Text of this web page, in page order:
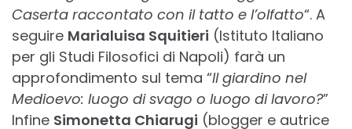
Caserta raccontato con il tatto e l’olfatto“. A
seguire Marialuisa Squitieri (Istituto Italiano
per gli Studi Filosofici di Napoli) farà un
approfondimento sul tema “Il giardino nel
Medioevo: luogo di svago o luogo di lavoro?”
Infine Simonetta Chiarugi (blogger e autrice